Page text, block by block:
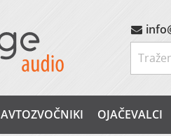
AVTOZVOČNIKI OJAČEVALCI